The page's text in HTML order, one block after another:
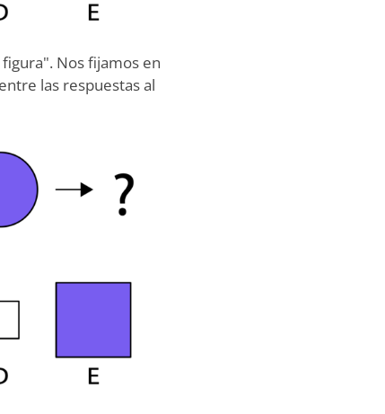
Nos fijamos en
las respuestas al